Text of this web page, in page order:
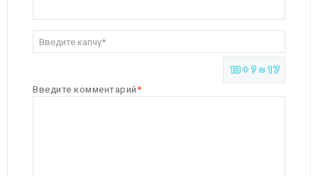
13 + ? = 17
Введите комментарий